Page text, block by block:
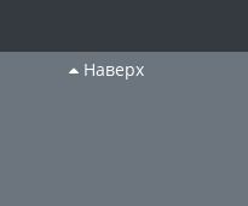
Наверх